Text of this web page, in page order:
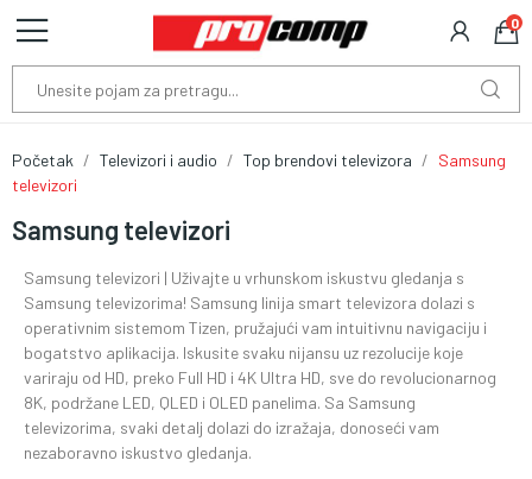
0
Početak Televizori i audio Top brendovi televizora
Samsung
televizori
Samsung televizori
Samsung televizori | Uživajte u vrhunskom iskustvu gledanja s
Samsung televizorima! Samsung linija smart televizora dolazi s
operativnim sistemom Tizen, pružajući vam intuitivnu navigaciju i
bogatstvo aplikacija. Iskusite svaku nijansu uz rezolucije koje
variraju od HD, preko Full HD i 4K Ultra HD, sve do revolucionarnog
8K, podržane LED, QLED i OLED panelima. Sa Samsung
televizorima, svaki detalj dolazi do izražaja, donoseći vam
nezaboravno iskustvo gledanja.